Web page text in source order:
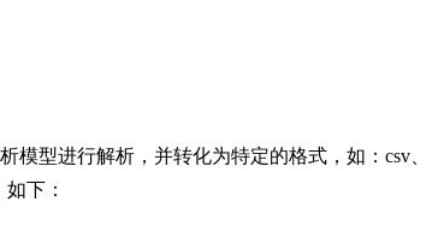
型进行解析，并转化为特定的格式，如：csv、
下：